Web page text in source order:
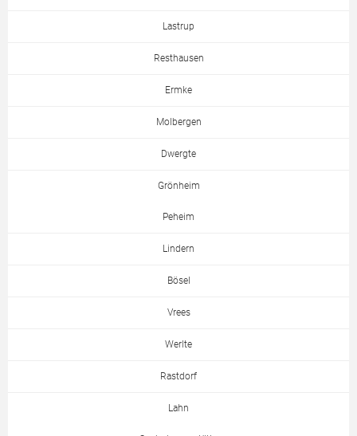
Lastrup
Resthausen
Ermke
Molbergen
Dwergte
Grönheim
Peheim
Lindern
Bösel
Vrees
Werlte
Rastdorf
Lahn